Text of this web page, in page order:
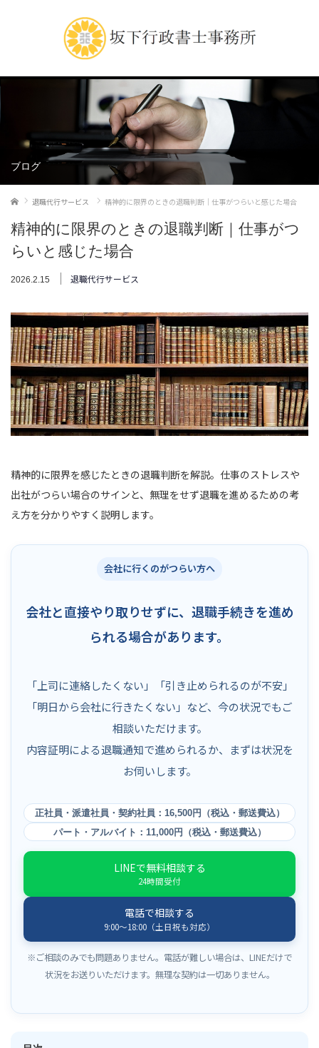
ブログ
ホーム 退職代行サービス 精神的に限界のときの退職判断｜仕事がつらいと感じた場合
精神的に限界のときの退職判断｜仕事がつ
らいと感じた場合
2026.2.15 退職代行サービス
精神的に限界を感じたときの退職判断を解説。仕事のストレスや
出社がつらい場合のサインと、無理をせず退職を進めるための考
え方を分かりやすく説明します。
会社に行くのがつらい方へ
会社と直接やり取りせずに、退職手続きを進め
られる場合があります。
「上司に連絡したくない」「引き止められるのが不安」
「明日から会社に行きたくない」など、今の状況でもご
相談いただけます。
内容証明による退職通知で進められるか、まずは状況を
お伺いします。
正社員・派遣社員・契約社員：16,500円（税込・郵送費込）
パート・アルバイト：11,000円（税込・郵送費込）
LINEで無料相談する
24時間受付
電話で相談する
9:00〜18:00（土日祝も対応）
※ご相談のみでも問題ありません。電話が難しい場合は、LINEだけで
状況をお送りいただけます。無理な契約は一切ありません。